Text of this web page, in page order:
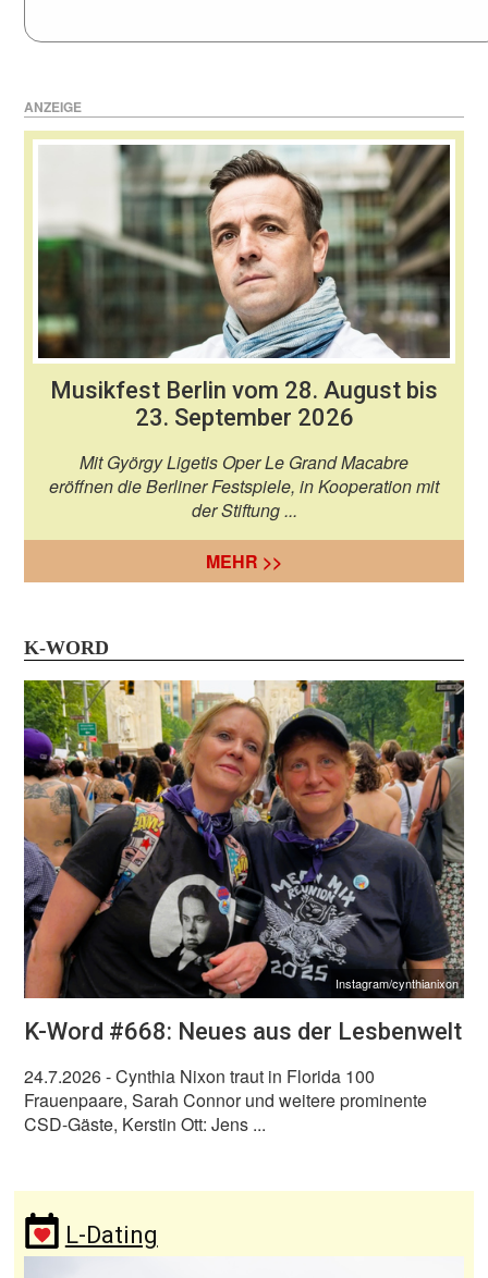
ANZEIGE
Musikfest Berlin vom 28. August bis
23. September 2026
Mit György Ligetis Oper Le Grand Macabre
eröffnen die Berliner Festspiele, in Kooperation mit
der Stiftung ...
MEHR >>
K-WORD
Instagram/cynthianixon
K-Word #668: Neues aus der Lesbenwelt
24.7.2026- Cynthia Nixon traut in Florida 100
Frauenpaare, Sarah Connor und weitere prominente
CSD-Gäste, Kerstin Ott: Jens ...
L-Dating